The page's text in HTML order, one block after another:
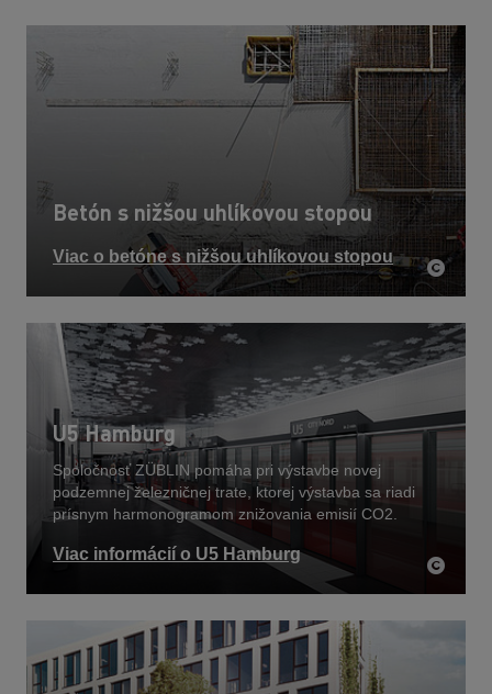
Betón s nižšou uhlíkovou stopou
Viac o betóne s nižšou uhlíkovou stopou
U5 Hamburg
Spoločnosť ZÜBLIN pomáha pri výstavbe novej
podzemnej železničnej trate, ktorej výstavba sa riadi
prísnym harmonogramom znižovania emisií CO2.
Viac informácií o U5 Hamburg